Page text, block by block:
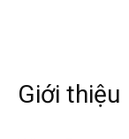
Giới thiệu